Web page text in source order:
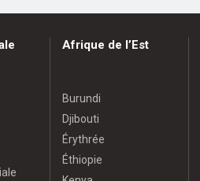
Afrique de l’Est
Burundi
Djibouti
Érythrée
Éthiopie